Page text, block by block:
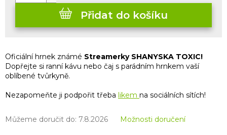
Můžeme doručit do: 7.8.2026 Možnosti doručení
Přidat do košíku
Oficiální hrnek známé Streamerky SHANYSKA TOXIC!
Dopřejte si ranní kávu nebo čaj s parádním hrnkem vaší
oblíbené tvůrkyně.
Nezapomeňte ji podpořit třeba likem na sociálních sítích!